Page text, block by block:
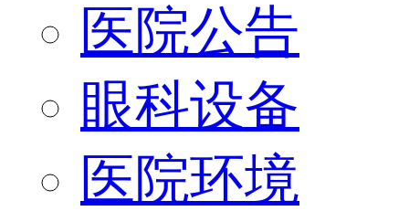
医院公告
眼科设备
医院环境